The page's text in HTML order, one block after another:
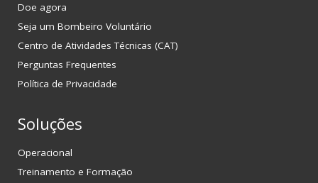
Doe agora
Seja um Bombeiro Voluntário
Centro de Atividades Técnicas (CAT)
Perguntas Frequentes
Política de Privacidade
Soluções
Operacional
Treinamento e Formação